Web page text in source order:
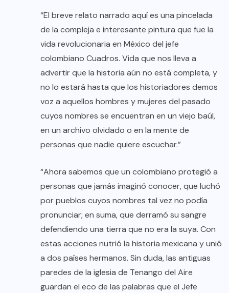
“El breve relato narrado aquí es una pincelada
de la compleja e interesante pintura que fue la
vida revolucionaria en México del jefe
colombiano Cuadros. Vida que nos lleva a
advertir que la historia aún no está completa, y
no lo estará hasta que los historiadores demos
voz a aquellos hombres y mujeres del pasado
cuyos nombres se encuentran en un viejo baúl,
en un archivo olvidado o en la mente de
personas que nadie quiere escuchar.”
“Ahora sabemos que un colombiano protegió a
personas que jamás imaginó conocer, que luchó
por pueblos cuyos nombres tal vez no podía
pronunciar; en suma, que derramó su sangre
defendiendo una tierra que no era la suya. Con
estas acciones nutrió la historia mexicana y unió
a dos países hermanos. Sin duda, las antiguas
paredes de la iglesia de Tenango del Aire
guardan el eco de las palabras que el Jefe